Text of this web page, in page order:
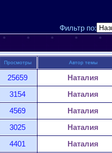
Фильтр по:
Просмотры Автор темы
25659 Наталия
3154 Наталия
4569 Наталия
3025 Наталия
4401 Наталия